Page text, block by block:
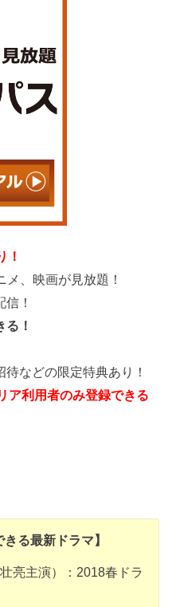
！
メ、映画が見放題！
！
る！
待などの限定特典あり！
ア利用者のみ登録できる
る最新ドラマ】
亮主演）：2018春ドラ